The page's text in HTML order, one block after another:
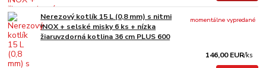
Nerezový kotlík 15 L (0,8 mm) s nitmi
INOX + selské misky 6 ks + nízka
žiaruvzdorná kotlina 36 cm PLUS 600
146,00 EUR/ks
momentálne vypredané